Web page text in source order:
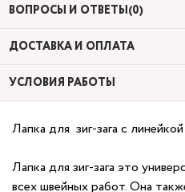
ВОПРОСЫ И ОТВЕТЫ(0)
ДОСТАВКА И ОПЛАТА
УСЛОВИЯ РАБОТЫ
Лапка для зиг-зага с
Лапка для зиг-зага это
всех швейных работ. Она